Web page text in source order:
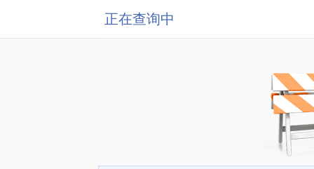
正在查询中